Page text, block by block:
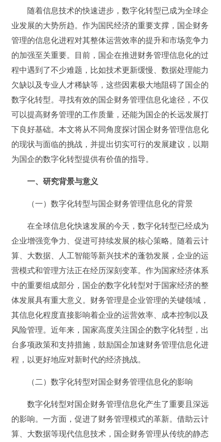
随着信息技术的快速进步，数字化转型已成为全球企
业发展的大势所趋。作为国民经济的重要支撑，国企财务
管理的信息化进程对其整体运营效率的提升和市场竞争力
的加强至关重要。目前，国企在推进财务管理信息化的过
程中遇到了不少难题，比如技术更新缓慢、数据处理能力
欠缺以及专业人才稀缺等，这些因素极大地阻碍了国企的
数字化转型。寻找有效的国企财务管理信息化途径，不仅
可以提高财务管理的工作质量，还能为国企的长远发展打
下良好基础。本文将从不同角度探讨国企财务管理信息化
的现状与面临的挑战，并提出切实可行的发展建议，以期
为国企的数字化转型提供有价值的指导。
一、研究背景与意义
（一）数字化转型与国企财务管理信息化的背景
在全球信息化快速发展的今天，数字化转型已经成为
企业增强竞争力、促进可持续发展的核心策略。随着云计
算、大数据、人工智能等新兴技术的蓬勃发展，企业的运
营模式和管理方法正在经历深刻变革。作为国家经济体系
中的重要组成部分，国企的数字化转型对于国家经济的整
体发展具有重大意义。财务管理是企业管理的关键领域，
其信息化程度直接影响着企业的运营效率、成本控制以及
风险管理。近年来，国家高度关注国企的数字化转型，出
台多项政策和支持措施，鼓励国企加速财务管理信息化进
程，以更好地应对新时代的经济挑战。
（二）数字化转型对国企财务管理信息化的影响
数字化转型对国企财务管理信息化产生了重要且深远
的影响。一方面，促进了财务管理模式的革新。借助云计
算、大数据等现代信息技术，国企财务管理从传统的静态